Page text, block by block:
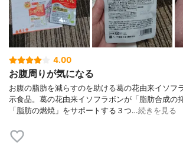
4.00
お腹周りが気になる
お腹の脂肪を減らすのを助ける葛の花由来イソフ
示食品。葛の花由来イソフラボンが「脂肪合成の
「脂肪の燃焼」をサポートする３つ…続きを見る